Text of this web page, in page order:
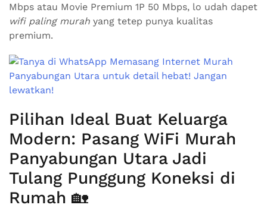
Mbps atau Movie Premium 1P 50 Mbps, lo udah dapet
wifi paling murah yang tetep punya kualitas
premium.
Pilihan Ideal Buat Keluarga
Modern: Pasang WiFi Murah
Panyabungan Utara Jadi
Tulang Punggung Koneksi di
Rumah 🏡